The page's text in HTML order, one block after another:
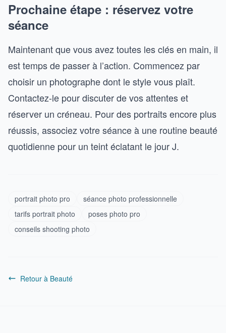
Prochaine étape : réservez votre
séance
Maintenant que vous avez toutes les clés en main, il
est temps de passer à l’action. Commencez par
choisir un photographe dont le style vous plaît.
Contactez-le pour discuter de vos attentes et
réserver un créneau. Pour des portraits encore plus
réussis, associez votre séance à une routine beauté
quotidienne pour un teint éclatant le jour J.
portrait photo pro
séance photo professionnelle
tarifs portrait photo
poses photo pro
conseils shooting photo
Retour à Beauté